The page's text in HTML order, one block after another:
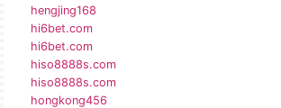
hengjing168
hi6bet.com
hi6bet.com
hiso8888s.com
hiso8888s.com
hongkong456